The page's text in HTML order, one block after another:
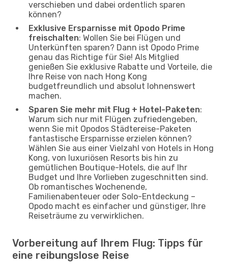
verschieben und dabei ordentlich sparen
können?
Exklusive Ersparnisse mit Opodo Prime
freischalten: Wollen Sie bei Flügen und
Unterkünften sparen? Dann ist Opodo Prime
genau das Richtige für Sie! Als Mitglied
genießen Sie exklusive Rabatte und Vorteile, die
Ihre Reise von nach Hong Kong
budgetfreundlich und absolut lohnenswert
machen.
Sparen Sie mehr mit Flug + Hotel-Paketen:
Warum sich nur mit Flügen zufriedengeben,
wenn Sie mit Opodos Städtereise-Paketen
fantastische Ersparnisse erzielen können?
Wählen Sie aus einer Vielzahl von Hotels in Hong
Kong, von luxuriösen Resorts bis hin zu
gemütlichen Boutique-Hotels, die auf Ihr
Budget und Ihre Vorlieben zugeschnitten sind.
Ob romantisches Wochenende,
Familienabenteuer oder Solo-Entdeckung –
Opodo macht es einfacher und günstiger, Ihre
Reiseträume zu verwirklichen.
Vorbereitung auf Ihrem Flug: Tipps für
eine reibungslose Reise